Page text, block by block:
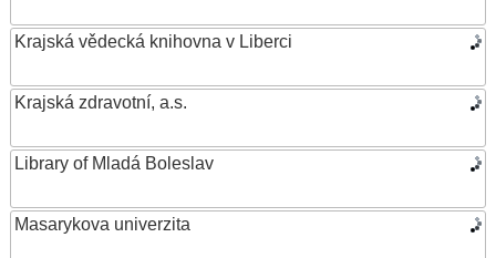
Krajská vědecká knihovna v Liberci
Krajská zdravotní, a.s.
Library of Mladá Boleslav
Masarykova univerzita